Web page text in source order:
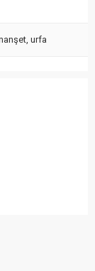
, urfa